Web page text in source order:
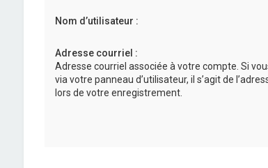
Nom d’utilisateur :
Adresse courriel :
Adresse courriel associée à votre compte. Si
via votre panneau d’utilisateur, il s’agit de
lors de votre enregistrement.